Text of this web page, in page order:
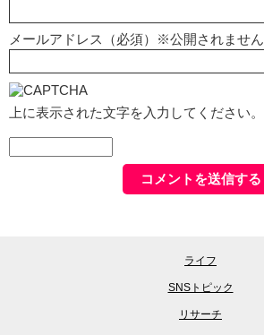
メールアドレス（必須）※公開されません
上に表示された文字を入力してください。
ライフ
SNSトピック
リサーチ